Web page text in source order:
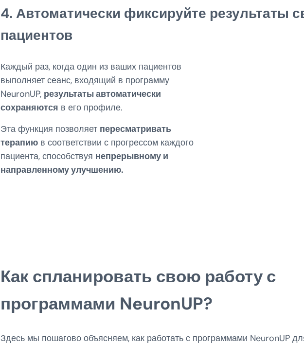
4. Автоматически фиксируйте результаты
пациентов
Каждый раз, когда один из ваших пациентов
выполняет сеанс, входящий в программу
NeuronUP, результаты автоматически
сохраняются в его профиле.
Эта функция позволяет пересматривать
терапию в соответствии с прогрессом каждого
пациента, способствуя непрерывному и
направленному улучшению.
Как спланировать свою работу с
программами NeuronUP?
Здесь мы пошагово объясняем, как работать с программами NeuronUP